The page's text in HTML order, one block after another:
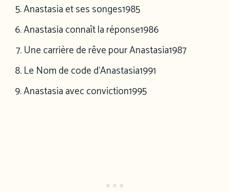
Anastasia et ses songes1985
Anastasia connaît la réponse1986
Une carrière de rêve pour Anastasia1987
Le Nom de code d’Anastasia1991
Anastasia avec conviction1995